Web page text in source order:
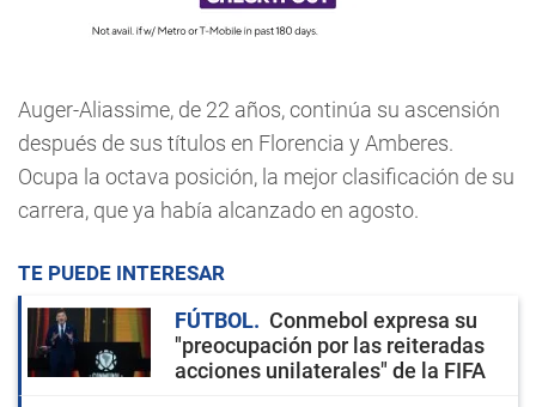
Auger-Aliassime, de 22 años, continúa su ascensión
después de sus títulos en Florencia y Amberes.
Ocupa la octava posición, la mejor clasificación de su
carrera, que ya había alcanzado en agosto.
TE PUEDE INTERESAR
FÚTBOL
Conmebol expresa su
"preocupación por las reiteradas
acciones unilaterales" de la FIFA